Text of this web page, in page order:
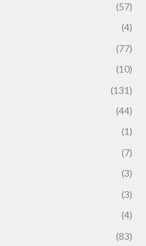
(57)
(4)
(77)
(10)
(131)
(44)
(1)
(7)
(3)
(3)
(4)
(83)